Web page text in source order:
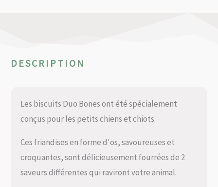
DESCRIPTION
Les biscuits Duo Bones ont été spécialement
conçus pour les petits chiens et chiots.
Ces friandises en forme d'os, savoureuses et
croquantes, sont délicieusement fourrées de 2
saveurs différentes qui raviront votre animal.